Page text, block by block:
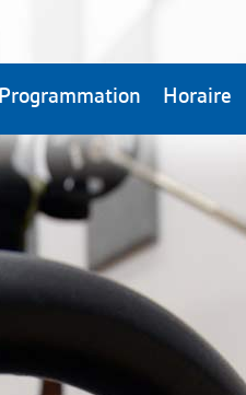
Programmation Horaire